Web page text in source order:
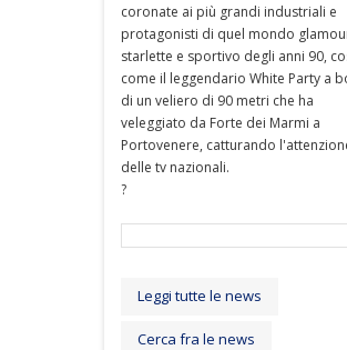
coronate ai più grandi industriali e
protagonisti di quel mondo
starlette e sportivo degli anni 90,
come il leggendario White Party a
di un veliero di 90 metri che ha
veleggiato da Forte dei Marmi a
Portovenere, catturando
delle tv nazionali.
?
Leggi tutte le news
Cerca fra le news